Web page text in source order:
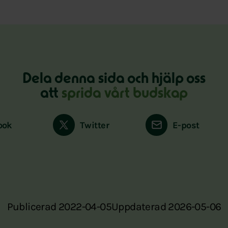
Dela denna sida och hjälp oss
att sprida vårt budskap
Twitter E-post
Publicerad 2022-04-05Uppdaterad 2026-05-06